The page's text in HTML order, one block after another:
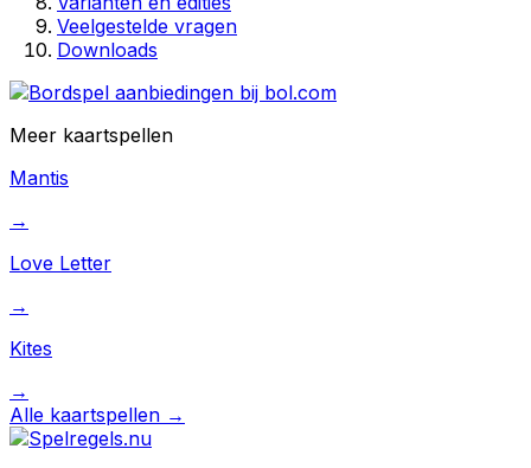
Veelgestelde vragen
Downloads
Meer kaartspellen
Mantis
→
Love Letter
→
Kites
→
Alle kaartspellen →